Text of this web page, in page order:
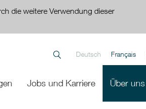
die weitere Verwendung dieser
Deutsch Français
Jobs und Karriere Über uns